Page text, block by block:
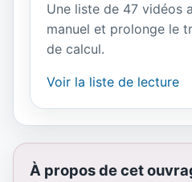
Une liste de 47 vidéos
manuel et prolonge le
de calcul.
Voir la liste de lecture
À propos de cet